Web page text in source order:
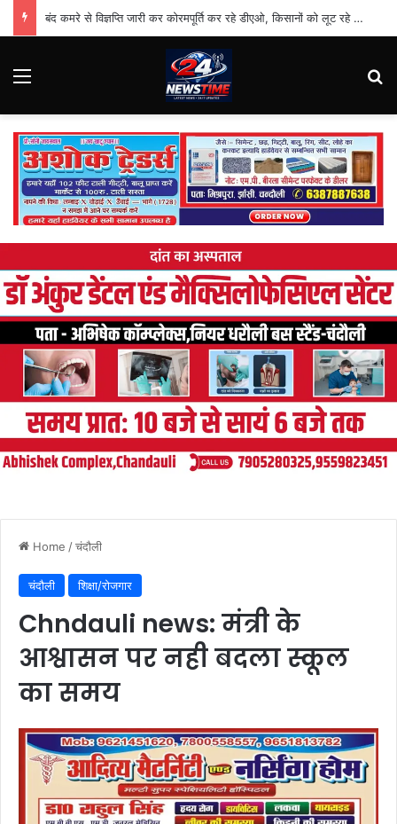
बंद कमरे से विज्ञप्ति जारी कर कोरमपूर्ति कर रहे डीएओ, किसानों को लूट रहे निजी दुकानदार
Menu
Home /चंदौली
चंदौली शिक्षा/रोजगार
Chndauli news: मंत्री के
आश्वासन पर नही बदला स्कूल
का समय